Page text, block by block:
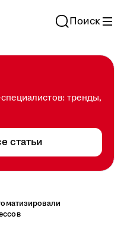
Поиск
тренды,
статьи